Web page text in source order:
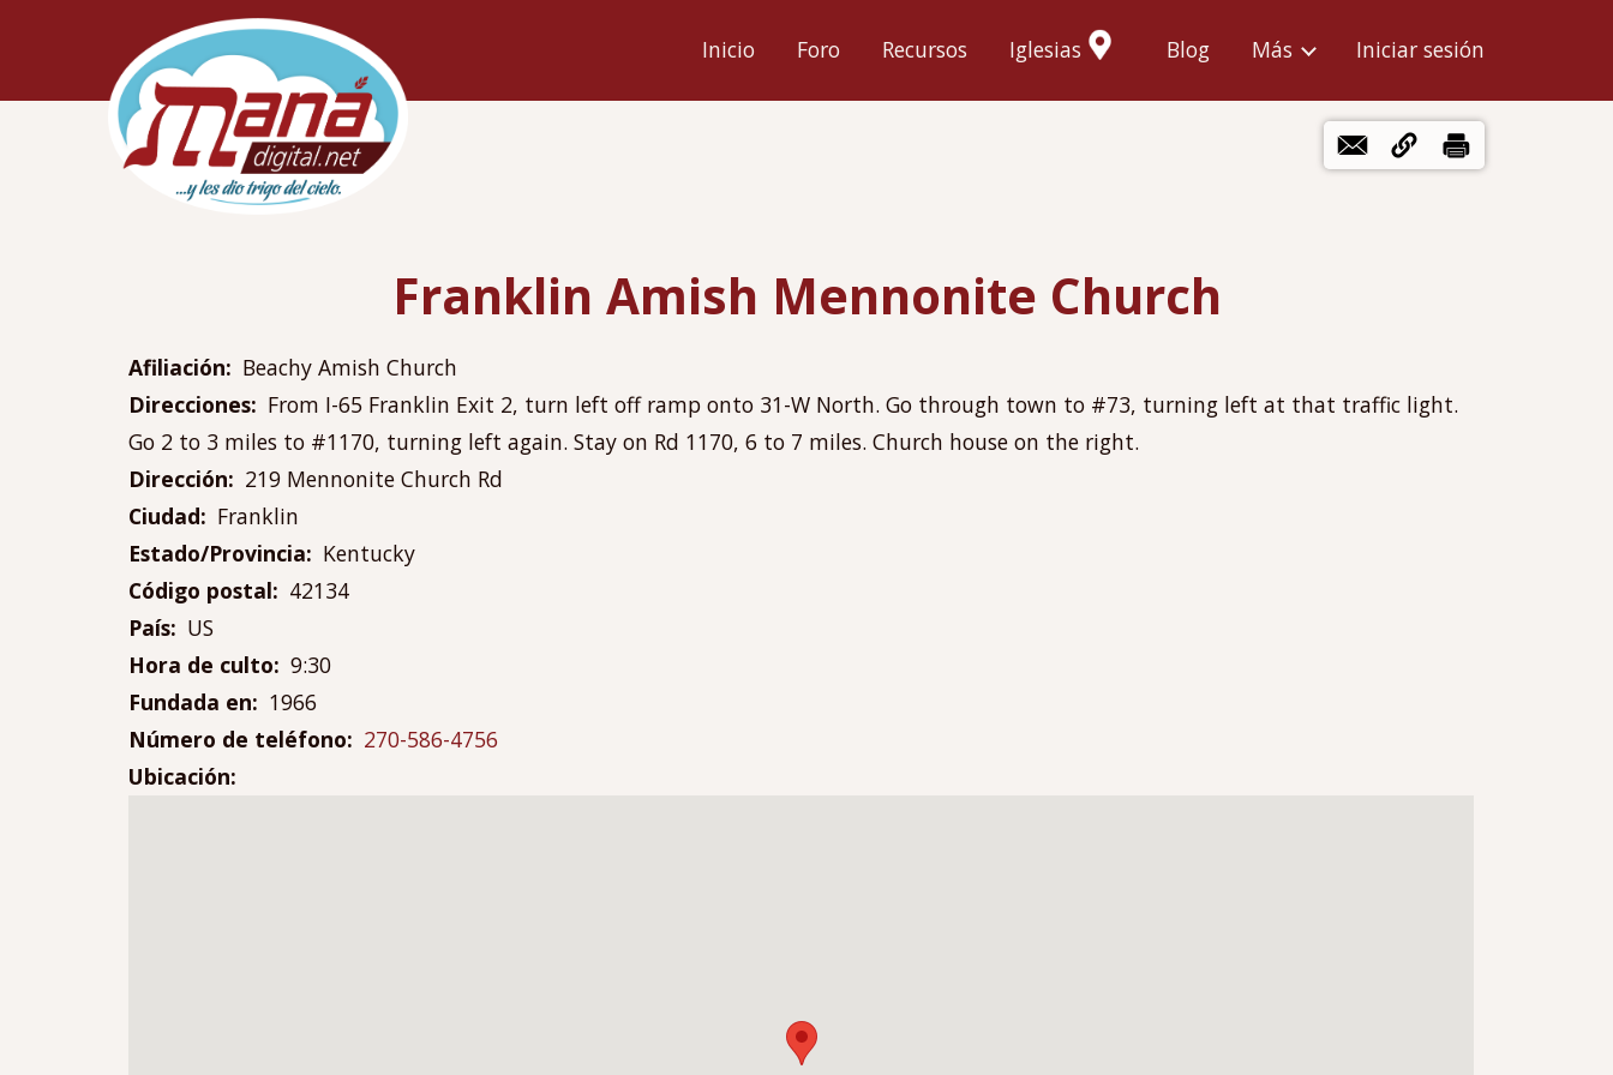
Inicio Foro Recursos Iglesias Blog Más
Menú
cuenta
de
Iniciar sesión
Franklin Amish Mennonite Church
Afiliación
Beachy Amish Church
Direcciones
From I-65 Franklin Exit 2, turn left off ramp onto 31-W North. Go through town to #73, turning left at that traffic light.
Go 2 to 3 miles to #1170, turning left again. Stay on Rd 1170, 6 to 7 miles. Church house on the right.
Dirección
219 Mennonite Church Rd
Ciudad
Franklin
Estado/Provincia
Kentucky
Código postal
42134
País
US
Hora de culto
9:30
Fundada en
1966
Número de teléfono
270-586-4756
Ubicación